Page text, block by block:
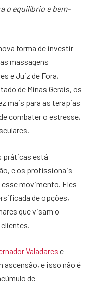
o equilíbrio e bem-
forma de investir
massagens
e Juiz de Fora,
de Minas Gerais, os
mais para as terapias
combater o estresse,
práticas está
e os profissionais
movimento. Eles
de opções,
que visam o
Valadares e
ascensão, e isso não é
de